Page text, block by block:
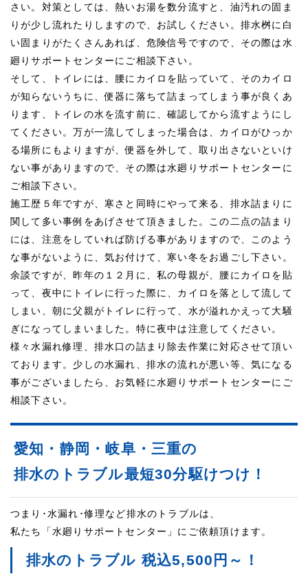
さい。対策としては、熱いお湯を数分流すと、油汚れの固ま
りが少し流れたりしますので、お試しください。排水桝に白
い固まりがたくさんあれば、危険信号ですので、その際は水
廻りサポートセンターにご相談下さい。
そして、トイレには、腰にカイロを貼っていて、そのカイロ
が知らないうちに、便器に落ちて詰まってしまう事が良くあ
ります、トイレの水を流す前に、確認してから流すようにし
てください。万が一流してしまった場合は、カイロがひっか
る場所にもよりますが、便器を外して、取り出さないといけ
ない事がありますので、その際は水廻りサポートセンターに
ご相談下さい。
施工歴５年ですが、寒さと同時にやって来る、排水詰まりに
関して多い事例をあげさせて頂きました。この二点の詰まり
には、注意をしていれば防げる事がありますので、このよう
な事がないように、気お付けて、寒い冬をお過ごし下さい。
余談ですが、昨年の１２月に、私の母親が、腰にカイロを貼
って、夜中にトイレに行った際に、カイロを落として流して
しまい、朝に父親がトイレに行って、水が溢れかえって大騒
ぎになってしまいました。特に夜中は注意してください。
様々水漏れ修理、排水口の詰まり除去作業に対応させて頂い
ております。少しの水漏れ、排水の流れが悪い等、気になる
事がございましたら、お気軽に水廻りサポートセンターにご
相談下さい。
愛知・静岡・岐阜・三重の
排水のトラブル最短30分駆けつけ！
つまり･水漏れ･修理など排水のトラブルは、
私たち「水廻りサポートセンター」にご依頼頂けます。
排水のトラブル 税込5,500円～！